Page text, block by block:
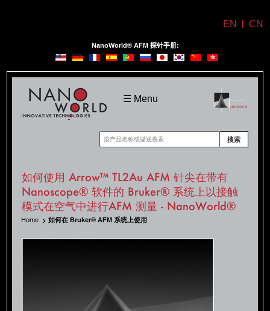
NanoWorld® AFM 探针手册:
EN CN
NanoWorld
☰ Menu
搜索
如何使用 Arrow™ TL2Au AFM 针尖在带有
Nanoscope® 软件的 Bruker® 系统上以接触
模式在空气中进行AFM 测量 - NanoWorld®
Home 如何在 Bruker® AFM 系统上使用